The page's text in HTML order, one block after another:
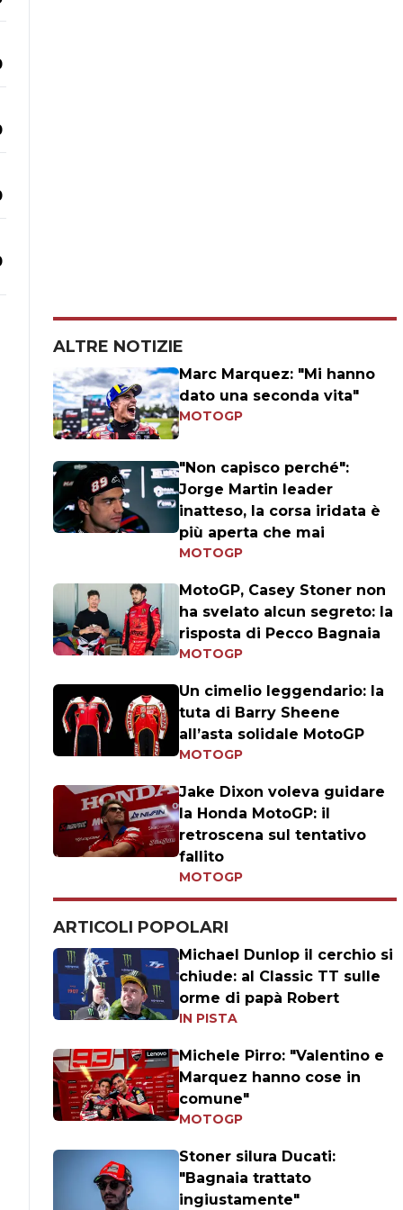
ALTRE NOTIZIE
Marc Marquez: "Mi hanno
dato una seconda vita"
MOTOGP
"Non capisco perché":
Jorge Martin leader
inatteso, la corsa iridata è
più aperta che mai
MOTOGP
MotoGP, Casey Stoner non
ha svelato alcun segreto: la
risposta di Pecco Bagnaia
MOTOGP
Un cimelio leggendario: la
tuta di Barry Sheene
all’asta solidale MotoGP
MOTOGP
Jake Dixon voleva guidare
la Honda MotoGP: il
retroscena sul tentativo
fallito
MOTOGP
ARTICOLI POPOLARI
Michael Dunlop il cerchio si
chiude: al Classic TT sulle
orme di papà Robert
IN PISTA
Michele Pirro: "Valentino e
Marquez hanno cose in
comune"
MOTOGP
Stoner silura Ducati:
"Bagnaia trattato
ingiustamente"